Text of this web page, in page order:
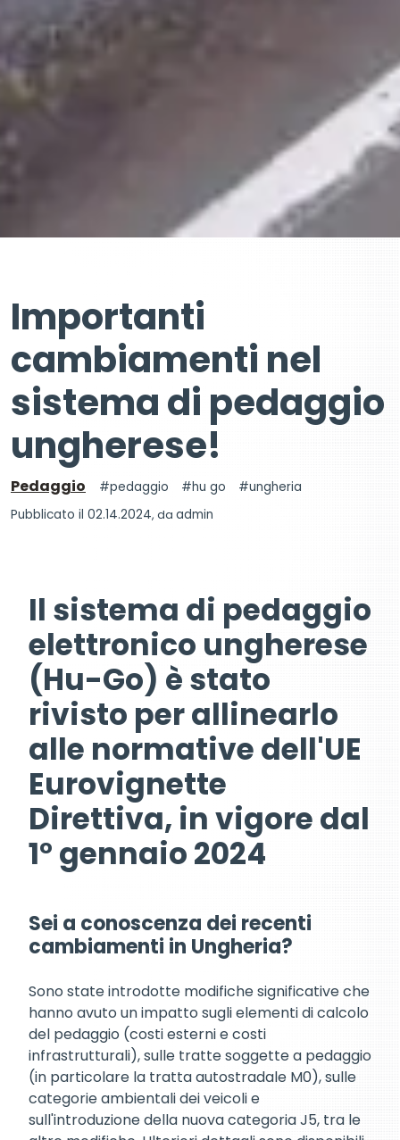
Importanti
cambiamenti nel
sistema di pedaggio
ungherese!
Pedaggio pedaggio hu go
ungheria
Pubblicato il 02.14.2024, da admin
Il sistema di pedaggio
elettronico ungherese
(Hu-Go) è stato
rivisto per allinearlo
alle normative dell'UE
Eurovignette
Direttiva, in vigore dal
1° gennaio 2024
Sei a conoscenza dei recenti
cambiamenti in Ungheria?
Sono state introdotte modifiche significative che
hanno avuto un impatto sugli elementi di calcolo
del pedaggio (costi esterni e costi
infrastrutturali), sulle tratte soggette a pedaggio
(in particolare la tratta autostradale M0), sulle
categorie ambientali dei veicoli e
sull'introduzione della nuova categoria J5, tra le